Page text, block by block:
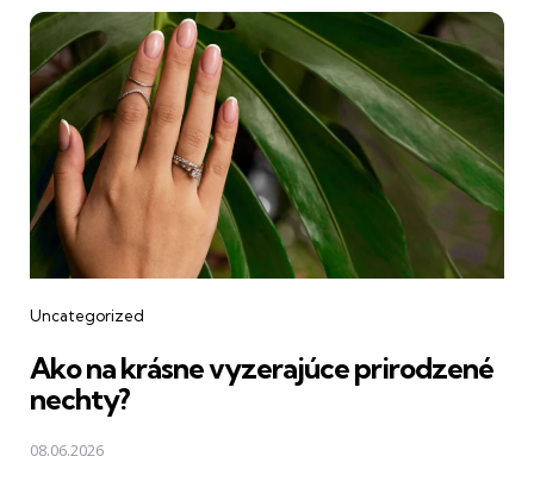
Uncategorized
Ako na krásne vyzerajúce prirodzené
nechty?
08.06.2026